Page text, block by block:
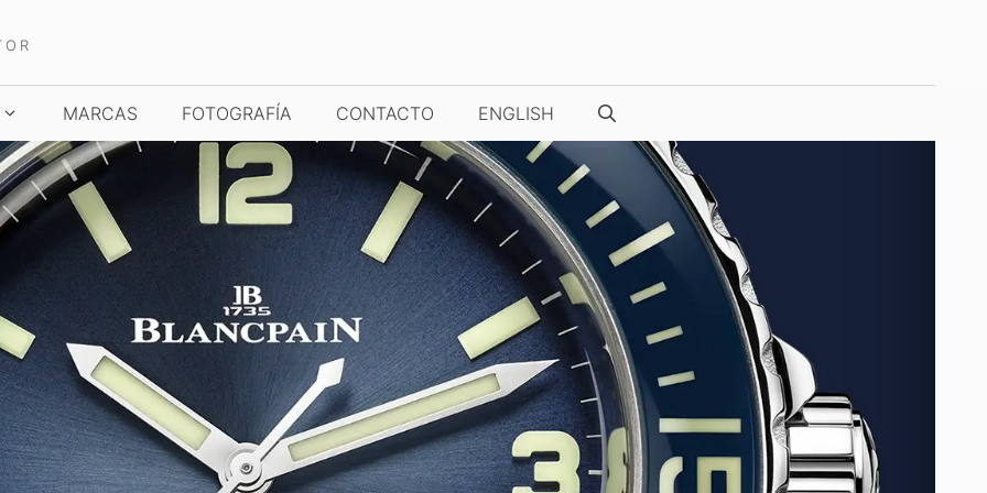
AND WONDERS TIME TO WATCHES NUESTRAS FOTOS / VÍDEOS
MARCAS FOTOGRAFÍA CONTACTO ENGLISH